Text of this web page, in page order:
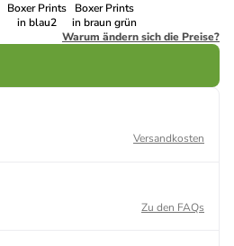
Boxer Prints
in blau2
Boxer Prints
in braun grün
Warum ändern sich die Preise?
Versandkosten
Zu den FAQs